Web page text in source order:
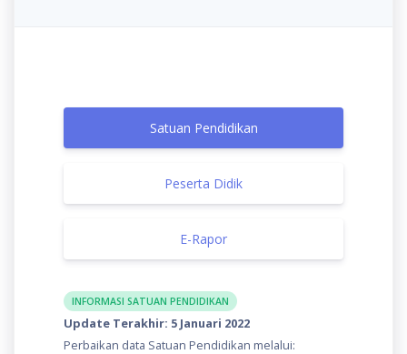
Satuan Pendidikan
Peserta Didik
E-Rapor
INFORMASI SATUAN PENDIDIKAN
Update Terakhir: 5 Januari 2022
Perbaikan data Satuan Pendidikan melalui: